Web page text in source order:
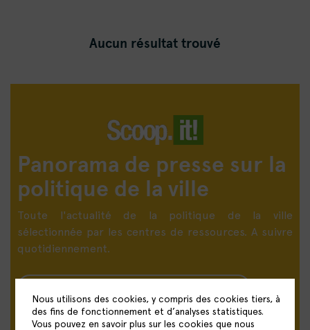
Aucun résultat trouvé
Panorama de presse sur la
politique de la ville
Toute l'actualité de la politique de la ville
sélectionnée par les centres de ressources. A suivre
quotidiennement.
Nous utilisons des cookies, y compris des cookies tiers, à
des fins de fonctionnement et d’analyses statistiques.
Vous pouvez en savoir plus sur les cookies que nous